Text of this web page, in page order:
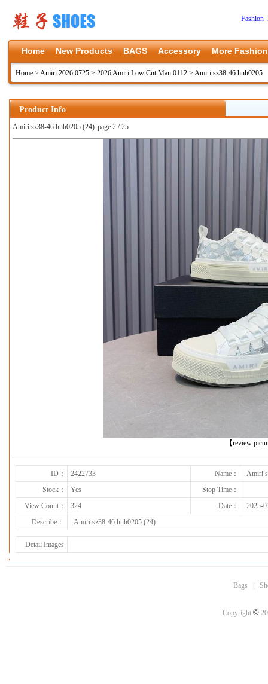
Fashion
Home New Products BAGS Accessory More Fashion
Home > Amiri 2026 0725 > 2026 Amiri Low Cut Man 0112 > Amiri sz38-46 hnh0205
Product Info
Amiri sz38-46 hnh0205 (24) page 2 / 25
【review
ID： 2422733 Name：
Amiri
Stock：
Yes
Stop Time：
View Count：
324 Date：
2025-
Describe：
Amiri sz38-46 hnh0205 (24)
Detail Images
Bags
Copyright ©